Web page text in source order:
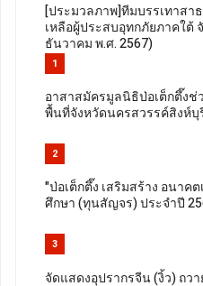
[ประมวลภาพ]ทีมบรรเทาส
เหลือผู้ประสบอุทกภัยภาคใต้
ธันวาคม พ.ศ. 2567)
1
อาสาสมัครมูลนิธิป่อเต็กตึ๊ง
พื้นที่จังหวัดนครสวรรค์สิงห์บุ
2
"ป่อเต็กตึ๊ง เสริมสร้าง อนาค
ศึกษา (ทุนสัญจร) ประจำปี
3
จัดแสดงอุปรากรจีน (งิ้ว) ถว